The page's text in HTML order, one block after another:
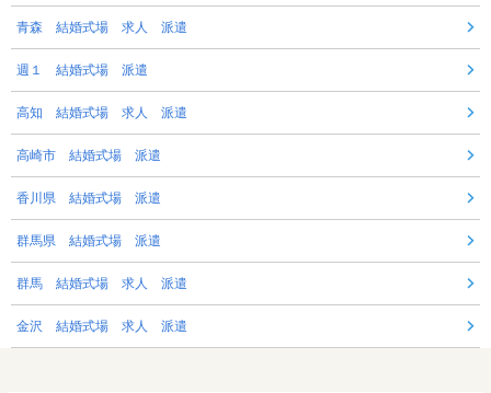
青森 結婚式場 求人 派遣
週１ 結婚式場 派遣
高知 結婚式場 求人 派遣
高崎市 結婚式場 派遣
香川県 結婚式場 派遣
群馬県 結婚式場 派遣
群馬 結婚式場 求人 派遣
金沢 結婚式場 求人 派遣